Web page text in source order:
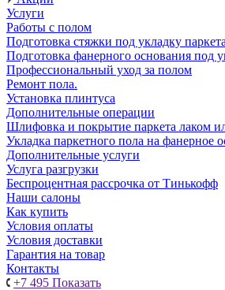
Услуги
Работы с полом
Подготовка стяжки под укладку паркета
Подготовка фанерного основания под
Профессиональный уход за полом
Ремонт пола.
Установка плинтуса
Дополнительные операции
Шлифовка и покрытие паркета лаком
Укладка паркетного пола на фанерное
Дополнительные услуги
Услуга разгрузки
Беспроцентная рассрочка от Тинькофф
Наши салоны
Как купить
Условия оплаты
Условия доставки
Гарантия на товар
Контакты
+7 495 Показать